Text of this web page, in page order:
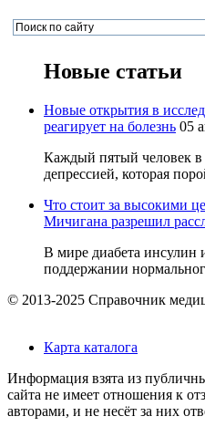
Новые статьи
Новые открытия в
реагирует на болезнь 05
Каждый пятый человек в
депрессией, которая
Что стоит за высокими
Мичигана разрешил
В мире диабета
поддержании
© 2013-2025 Справочник
Карта каталога
Информация взята из
сайта не имеет отношения к
авторами, и не несёт за них